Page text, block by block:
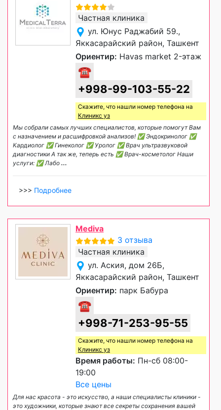
Частная клиника
ул. Юнус Раджабий 59.,
Яккасарайский район, Ташкент
Ориентир: Havas market 2-этаж
☎
+998-99-103-55-22
Скажите, что нашли номер телефона на
Клиникс уз
Мы собрали самых лучших специалистов, которые помогут Вам
с назначением и расшифровкой анализов! ✅ Эндокринолог ✅
Кардиолог ✅ Гинеколог ✅ Уролог ✅ Врач ультразвуковой
диагностики А так же, теперь есть ✅ Врач-косметолог Наши
услуги: ✅ Лабо ...
>>> Подробнее
Mediva
3 отзыва
Частная клиника
ул. Аския, дом 26Б,
Яккасарайский район, Ташкент
Ориентир: парк Бабура
☎
+998-71-253-95-55
Скажите, что нашли номер телефона на
Клиникс уз
Время работы: Пн-сб 08:00-
19:00
Все цены
Для нас красота - это искусство, а наши специалисты клиники -
это художники, которые знают все секреты сохранения вашей